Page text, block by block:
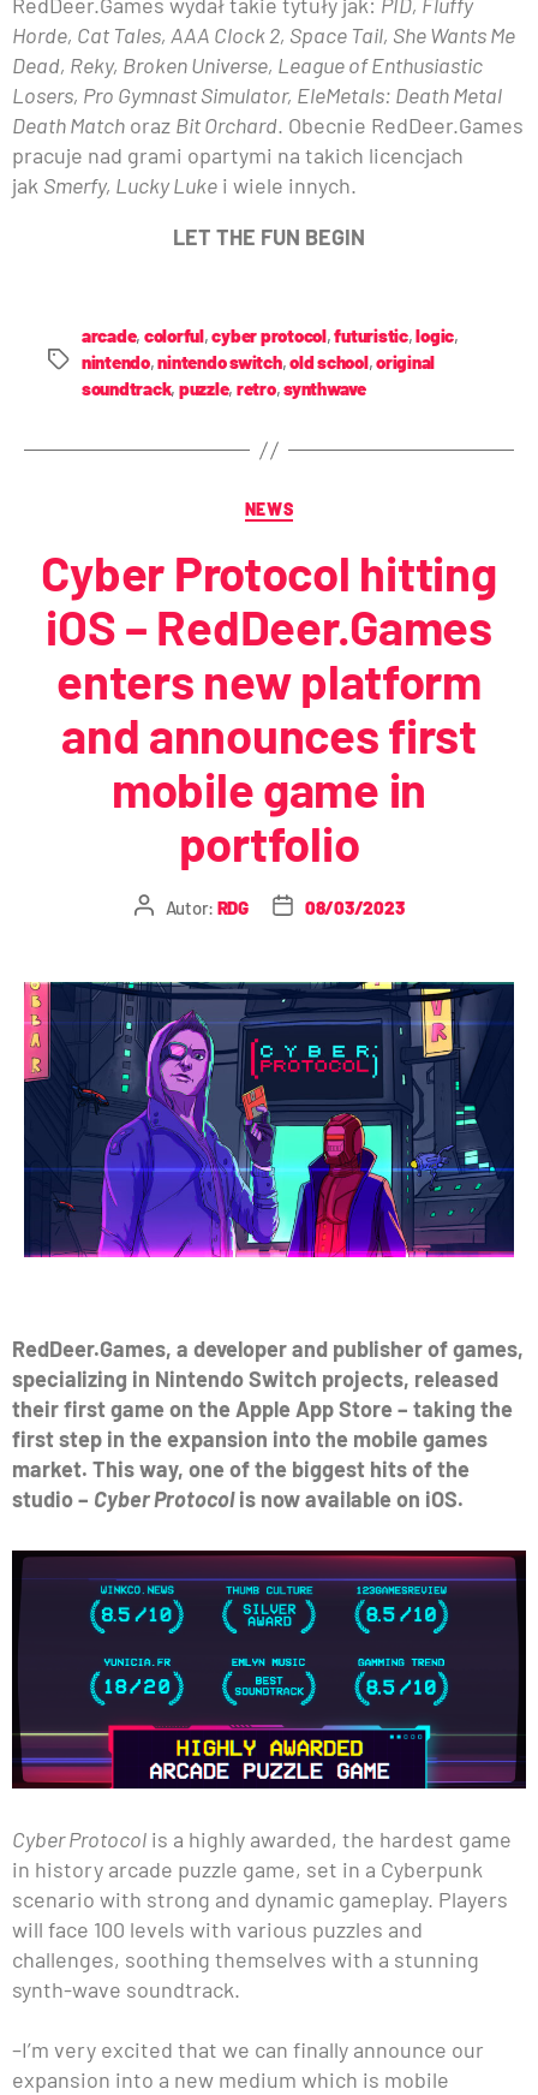
RedDeer.Games wydał takie tytuły jak: PID, Fluffy
Horde, Cat Tales, AAA Clock 2, Space Tail, She Wants Me
Dead, Reky, Broken Universe, League of Enthusiastic
Losers, Pro Gymnast Simulator, EleMetals: Death Metal
Death Match oraz Bit Orchard. Obecnie RedDeer.Games
pracuje nad grami opartymi na takich licencjach
jak Smerfy, Lucky Luke i wiele innych.
LET THE FUN BEGIN
arcade, colorful,cyber protocol,futuristic,logic,
nintendo,nintendo switch,old school,original
soundtrack, puzzle, retro,synthwave
NEWS
Cyber Protocol hitting
iOS – RedDeer.Games
enters new platform
and announces first
mobile game in
portfolio
Autor: RDG 08/03/2023
RedDeer.Games, a developer and publisher of games,
specializing in Nintendo Switch projects, released
their first game on the Apple App Store – taking the
first step in the expansion into the mobile games
market. This way, one of the biggest hits of the
studio – Cyber Protocolis now available on iOS.
Cyber Protocol is a highly awarded, the hardest game
in history arcade puzzle game, set in a Cyberpunk
scenario with strong and dynamic gameplay. Players
will face 100 levels with various puzzles and
challenges, soothing themselves with a stunning
synth-wave soundtrack.
–I’m very excited that we can finally announce our
expansion into a new medium which is mobile